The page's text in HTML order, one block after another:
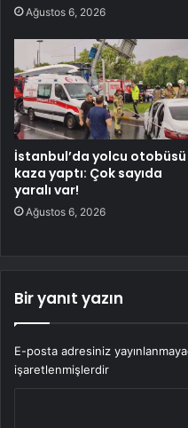
Ağustos 6, 2026
İstanbul’da yolcu otobüsü
kaza yaptı: Çok sayıda
yaralı var!
Ağustos 6, 2026
Bir yanıt yazın
E-posta adresiniz
işaretlenmişlerdir